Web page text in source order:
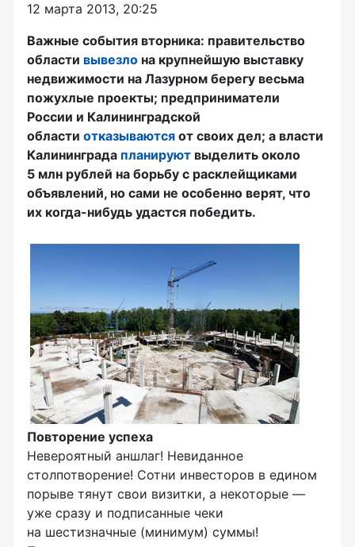
12 марта 2013, 20:25
Важные события вторника: правительство
области вывезло на крупнейшую выставку
недвижимости на Лазурном берегу весьма
пожухлые проекты; предприниматели
России и Калининградской
области отказываются от своих дел; а власти
Калининграда планируют выделить около
5 млн рублей на борьбу с расклейщиками
объявлений, но сами не особенно верят, что
их когда-нибудь удастся победить.
Повторение успеха
Невероятный аншлаг! Невиданное
столпотворение! Сотни инвесторов в едином
порыве тянут свои визитки, а некоторые —
уже сразу и подписанные чеки
на шестизначные (минимум) суммы!